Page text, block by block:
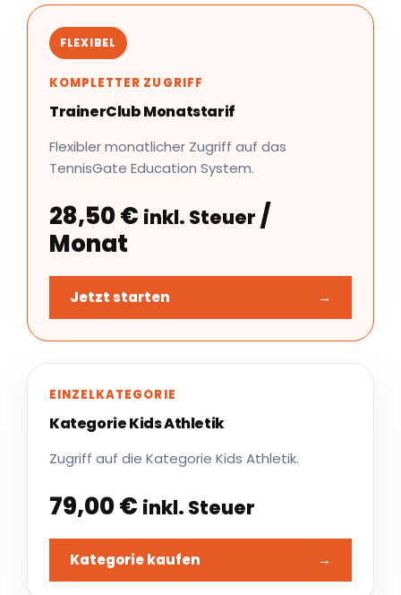
FLEXIBEL
KOMPLETTER ZUGRIFF
TrainerClub Monatstarif
Flexibler monatlicher Zugriff auf das
TennisGate Education System.
28,50€ inkl. Steuer /
Monat
Jetzt starten →
EINZELKATEGORIE
Kategorie Kids Athletik
Zugriff auf die Kategorie Kids Athletik.
79,00€ inkl. Steuer
Kategorie kaufen →